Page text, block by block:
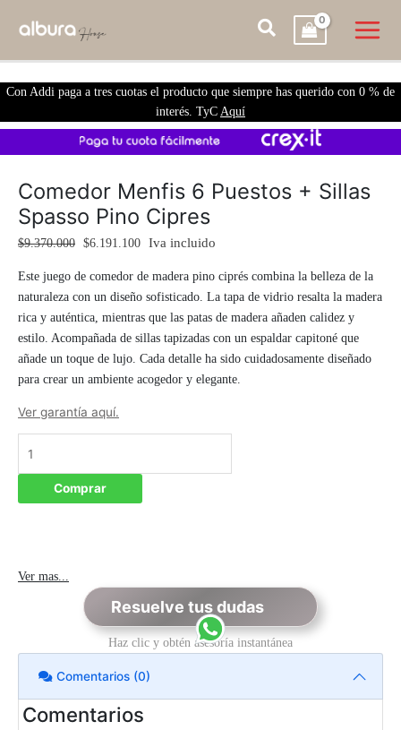
Con Addi paga a tres cuotas el producto que siempre has querido con 0 % de
interés. TyC Aquí
Comedor Menfis 6 Puestos + Sillas
Spasso Pino Cipres
$9.370.000
precio
original
era:
$9.370.000.
$6.191.100
precio
actual
es:
$6.191.100.
Iva incluido
Este juego de comedor de madera pino ciprés combina la belleza de la
naturaleza con un diseño sofisticado. La tapa de vidrio resalta la madera
rica y auténtica, mientras que las patas de madera añaden calidez y
estilo. Acompañada de sillas tapizadas con un espaldar capitoné que
añade un toque de lujo. Cada detalle ha sido cuidadosamente diseñado
para crear un ambiente acogedor y elegante.
Ver garantía aquí.
Menfis
6
Puestos
+
Spasso
Pino
Cipres
cantidad
Comprar
Ver mas...
Resuelve tus dudas
Haz clic y obtén asesoría instantánea
Comentarios (0)
Comentarios